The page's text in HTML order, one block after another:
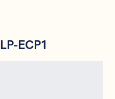
ECP1